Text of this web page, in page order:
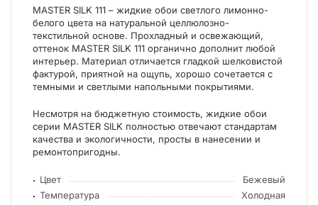
MASTER SILK 111 – жидкие обои светлого лимонно-
белого цвета на натуральной целлюлозно-
текстильной основе. Прохладный и освежающий,
оттенок MASTER SILK 111 органично дополнит любой
интерьер. Материал отличается гладкой шелковистой
фактурой, приятной на ощупь, хорошо сочетается с
темными и светлыми напольными покрытиями.
Несмотря на бюджетную стоимость, жидкие обои
серии MASTER SILK полностью отвечают стандартам
качества и экологичности, просты в нанесении и
ремонтопригодны.
Цвет
Бежевый
Температура
Холодная